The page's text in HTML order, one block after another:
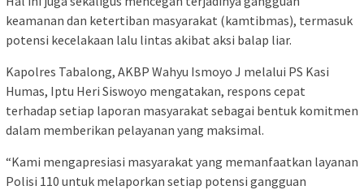
keamanan dan ketertiban masyarakat (kamtibmas), termasuk
potensi kecelakaan lalu lintas akibat aksi balap liar.
Kapolres Tabalong, AKBP Wahyu Ismoyo J melalui PS Kasi
Humas, Iptu Heri Siswoyo mengatakan, respons cepat
terhadap setiap laporan masyarakat sebagai bentuk komitmen
dalam memberikan pelayanan yang maksimal.
“Kami mengapresiasi masyarakat yang memanfaatkan layanan
Polisi 110 untuk melaporkan setiap potensi gangguan